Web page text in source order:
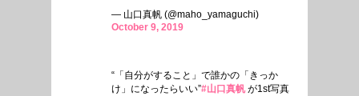
— 山口真帆 (@maho_yamaguchi)
October 9, 2019
“「自分がすること」で誰かの「きっか
け」になったらいい”#山口真帆 が1st写真